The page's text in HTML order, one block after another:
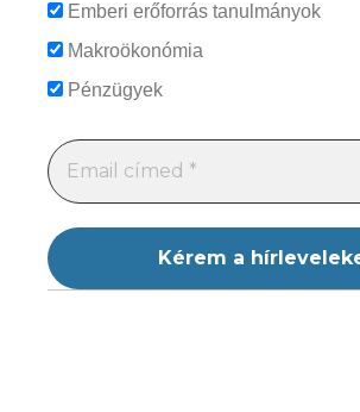
Emberi erőforrás tanulmányok
Makroökonómia
Pénzügyek